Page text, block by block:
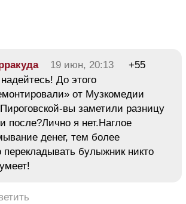
19 июн, 20:13
+55
До этого
от Музкомедии
вы заметили разницу
после?Лично я нет.Наглое
денег, тем более
перекладывать булыжник никто